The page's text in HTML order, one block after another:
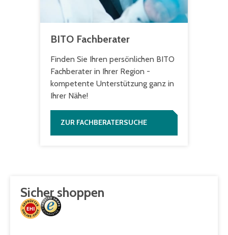
BITO Fachberater
Finden Sie Ihren persönlichen BITO
Fachberater in Ihrer Regi­on -
kompetente Unterstützung ganz in
Ihrer Nähe!
ZUR FACHBERATERSUCHE
Sicher shoppen